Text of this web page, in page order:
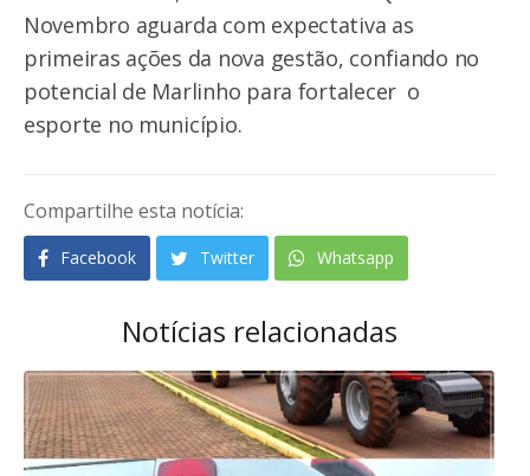
Novembro aguarda com expectativa as
primeiras ações da nova gestão, confiando no
potencial de Marlinho para fortalecer o
esporte no município.
Compartilhe esta notícia:
Facebook Twitter Whatsapp
Notícias relacionadas